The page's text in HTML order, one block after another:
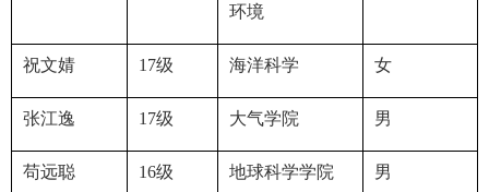
环境
祝文婧 17级 海洋科学 女
张江逸 17级 大气学院 男
苟远聪 16级 地球科学学院 男